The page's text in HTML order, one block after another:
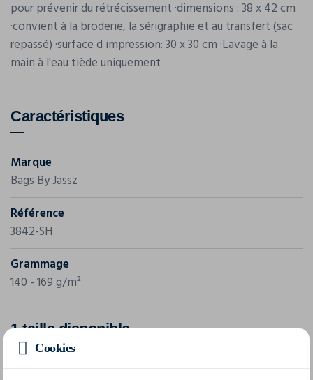
pour prévenir du rétrécissement ·dimensions : 38 x 42 cm
·convient à la broderie, la sérigraphie et au transfert (sac
repassé) ·surface d impression: 30 x 30 cm ·Lavage à la
main à l'eau tiède uniquement
Caractéristiques
Marque
Bags By Jassz
Référence
3842-SH
Grammage
140 - 169 g/m²
1 taille disponible
Cookies